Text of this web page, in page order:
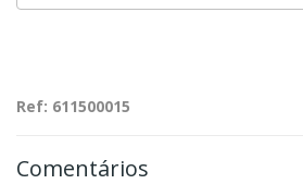
Ref: 611500015
Comentários